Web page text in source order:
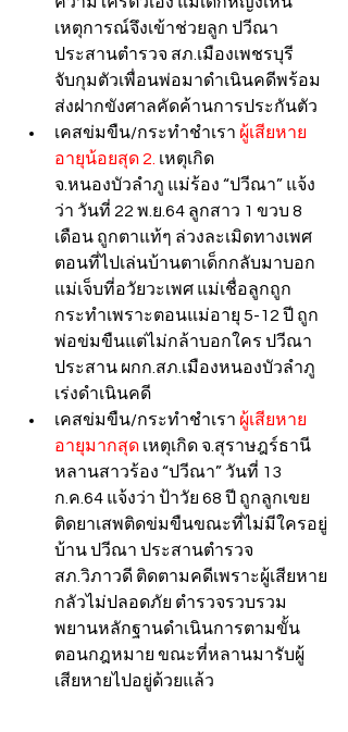
เหตุการณ์จึงเข้าช่วยลูก ปวีณา
ประสานตำรวจ สภ.เมืองเพชรบุรี
จับกุมตัวเพื่อนพ่อมาดำเนินคดีพร้อม
ส่งฝากขังศาลคัดค้านการประกันตัว
เคสข่มขืน/กระทำชำเรา ผู้เสียหาย
อายุน้อยสุด 2. เหตุเกิด
จ.หนองบัวลำภู แม่ร้อง “ปวีณา” แจ้ง
ว่า วันที่ 22 พ.ย.64 ลูกสาว 1 ขวบ 8
เดือน ถูกตาแท้ๆ ล่วงละเมิดทางเพศ
ตอนที่ไปเล่นบ้านตาเด็กกลับมาบอก
แม่เจ็บที่อวัยวะเพศ แม่เชื่อลูกถูก
กระทำเพราะตอนแม่อายุ 5-12 ปี ถูก
พ่อข่มขืนแต่ไม่กล้าบอกใคร ปวีณา
ประสาน ผกก.สภ.เมืองหนองบัวลำภู
เร่งดำเนินคดี
เคสข่มขืน/กระทำชำเรา ผู้เสียหาย
อายุมากสุด เหตุเกิด จ.สุราษฎร์ธานี
หลานสาวร้อง “ปวีณา” วันที่ 13
ก.ค.64 แจ้งว่า ป้าวัย 68 ปี ถูกลูกเขย
ติดยาเสพติดข่มขืนขณะที่ไม่มีใครอยู่
บ้าน ปวีณา ประสานตำรวจ
สภ.วิภาวดี ติดตามคดีเพราะผู้เสียหาย
กลัวไม่ปลอดภัย ตำรวจรวบรวม
พยานหลักฐานดำเนินการตามขั้น
ตอนกฎหมาย ขณะที่หลานมารับผู้
เสียหายไปอยู่ด้วยแล้ว